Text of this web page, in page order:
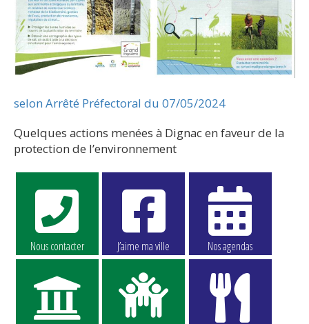
selon Arrêté Préfectoral du 07/05/2024
Quelques actions menées à Dignac en faveur de la
protection de l’environnement
Nous contacter J’aime ma ville Nos agendas